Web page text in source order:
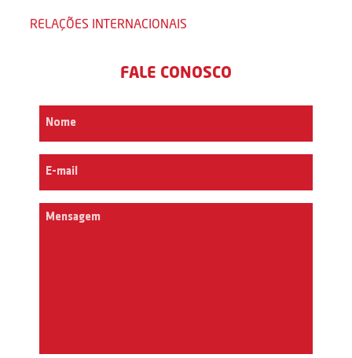
RELAÇÕES INTERNACIONAIS
FALE CONOSCO